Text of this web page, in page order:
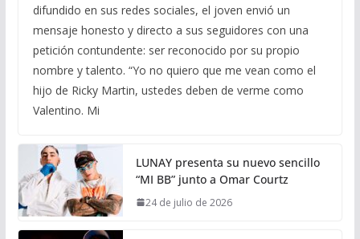
difundido en sus redes sociales, el joven envió un
mensaje honesto y directo a sus seguidores con una
petición contundente: ser reconocido por su propio
nombre y talento. “Yo no quiero que me vean como el
hijo de Ricky Martin, ustedes deben de verme como
Valentino. Mi
LUNAY presenta su nuevo sencillo
“MI BB” junto a Omar Courtz
24 de julio de 2026